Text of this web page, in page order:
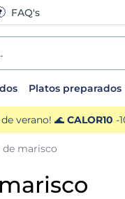
FAQ's
Platos preparados
verano! 🌊 CALOR10 -
marisco